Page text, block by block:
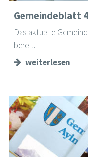
Gemeindeblatt
Das aktuelle
bereit.
weiterlesen